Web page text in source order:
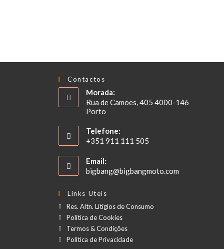
Contactos
Morada:
Rua de Camões, 405 4000-146
Porto
Telefone:
+351 911 111 505
Email:
bigbang@bigbangmoto.com
Links Uteis
Res. Altn. Litígios de Consumo
Política de Cookies
Termos & Condições
Politica de Privacidade